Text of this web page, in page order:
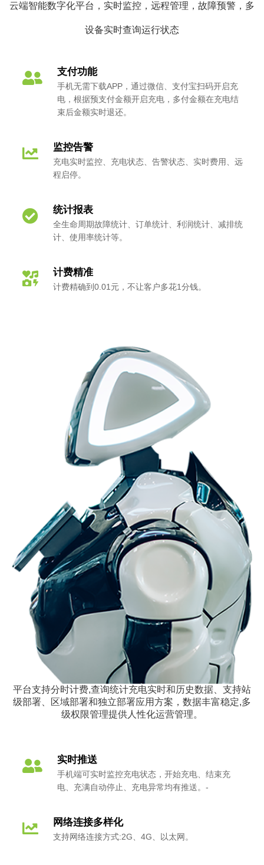
云端智能数字化平台，实时监控，远程管理，故障预警，多
设备实时查询运行状态
支付功能
手机无需下载APP，通过微信、支付宝扫码开启充
电，根据预支付金额开启充电，多付金额在充电结
束后金额实时退还。
监控告警
充电实时监控、充电状态、告警状态、实时费用、远
程启停。
统计报表
全生命周期故障统计、订单统计、利润统计、减排统
计、使用率统计等。
计费精准
计费精确到0.01元，不让客户多花1分钱。
平台支持分时计费,查询统计充电实时和历史数据、支持站
级部署、区域部署和独立部署应用方案，数据丰富稳定,多
级权限管理提供人性化运营管理。
实时推送
手机端可实时监控充电状态，开始充电、结束充
电、充满自动停止、充电异常均有推送。-
网络连接多样化
支持网络连接方式:2G、4G、以太网。